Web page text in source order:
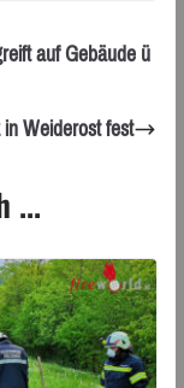
auf Gebäude ü
Weiderost fest
...